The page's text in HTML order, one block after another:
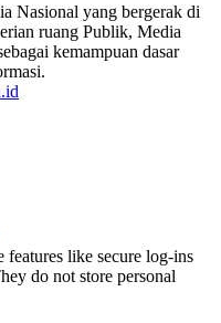
Nasional yang bergerak di
ruang Publik, Media
kemampuan dasar
features like secure log-ins
do not store personal